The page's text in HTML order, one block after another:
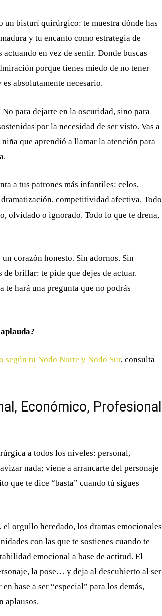
un bisturí quirúrgico: te muestra dónde has
y tu encanto como estrategia de
en vez de sentir. Donde buscas
porque tienes miedo de no tener
absolutamente necesario.
para dejarte en la oscuridad, sino para
por la necesidad de ser visto. Vas a
que aprendió a llamar la atención para
a tus patrones más infantiles: celos,
competitividad afectiva. Todo
olvidado o ignorado. Todo lo que te drena,
corazón honesto. Sin adornos. Sin
brillar: te pide que dejes de actuar.
te hará una pregunta que no podrás
según tu Nodo Norte y Nodo Sur, consulta
Económico, Profesional
a todos los niveles: personal,
nada; viene a arrancarte del personaje
que te dice “basta” cuando tú sigues
orgullo heredado, los dramas emocionales
con las que te sostienes cuando te
emocional a base de actitud. El
la pose… y deja al descubierto al ser
base a ser “especial” para los demás,
aplausos.